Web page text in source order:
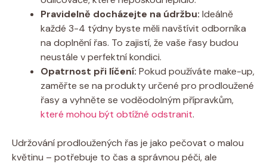
Pravidelně docházejte na údržbu: Ideálně
každé 3-4 týdny byste měli navštívit odborníka
na doplnění řas. To zajistí, že vaše řasy budou
neustále v perfektní kondici.
Opatrnost při líčení: Pokud používáte make-up,
zaměřte se na produkty určené pro prodloužené
řasy a vyhněte se voděodolným přípravkům,
které mohou být obtížné odstranit.
Udržování prodloužených řas je jako pečovat o malou
květinu – potřebuje to čas a správnou péči, ale